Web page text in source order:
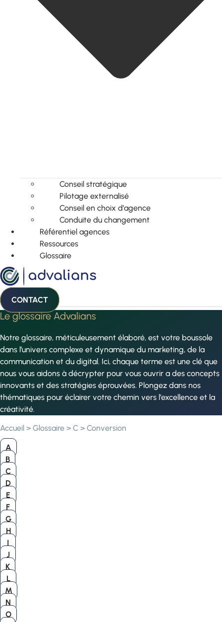
Conseil stratégique
Pilotage externalisé
Conseil en choix d’agence
Conduite du changement
Référentiel agences
Ressources
Glossaire
CONTACT
Le glossaire Advalians
Notre glossaire, méticuleusement élaboré, est votre boussole
dans l’univers complexe et dynamique du marketing, de la
communication et du digital. Ici, chaque terme est une clé que
nous vous aidons à décrypter pour vous ouvrir a des concepts
innovants et des stratégies éprouvées. Plongez dans nos
thématiques pour éclairer votre chemin vers l’excellence et la
créativité.
Accueil > Glossaire > C > Conversion
A
B
C
D
E
F
G
H
I
J
K
L
M
N
O